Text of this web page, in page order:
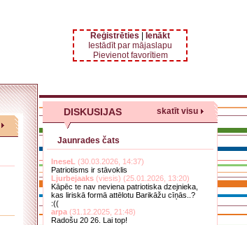
Reģistrēties
Ienākt
Iestādīt par mājaslapu
Pievienot favorītiem
DISKUSIJAS skatīt visu
Jaunrades čats
IneseL (30.03.2026, 14:37)
Patriotisms ir stāvoklis
Ljurbejaaks (viesis) (25.01.2026, 13:20)
Kāpēc te nav neviena patriotiska dzejnieka,
kas liriskā formā attēlotu Barikāžu cīņās..?
:((
arpa (31.12.2025, 21:48)
Radošu 20 26. Lai top!